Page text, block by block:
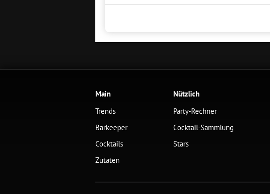
Main
Trends
Barkeeper
Cocktails
Zutaten
Nützlich
Party-Rechner
Cocktail-Sammlung
Stars